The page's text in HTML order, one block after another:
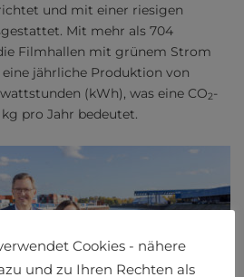
und mit einer riesigen
Mit mehr als 704
Filmhallen mit grünem Strom
jährliche Produktion von
(kWh), was eine CO2-
pro Jahr bedeutet.
Cookies - nähere
und zu Ihren Rechten als